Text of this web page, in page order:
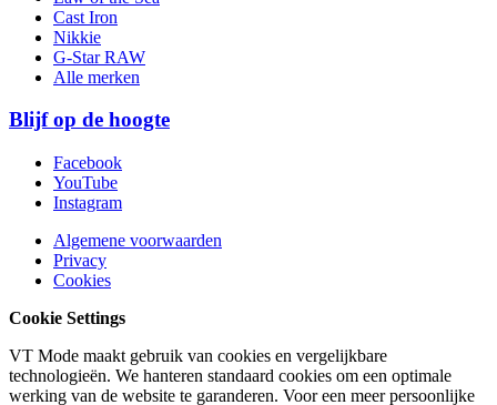
Cast Iron
Nikkie
G-Star RAW
Alle merken
Blijf op de hoogte
Facebook
YouTube
Instagram
Algemene voorwaarden
Privacy
Cookies
Cookie Settings
VT Mode maakt gebruik van cookies en vergelijkbare
technologieën. We hanteren standaard cookies om een optimale
werking van de website te garanderen. Voor een meer persoonlijke